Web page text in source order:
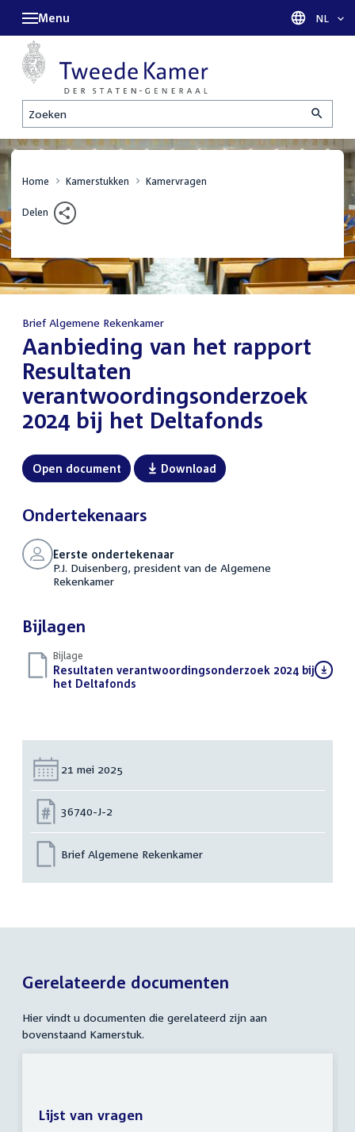
Zoeken
Menu Taal
NL
Home Kamerstukken Kamervragen
Delen
Brief Algemene Rekenkamer
Aanbieding van het rapport
Resultaten
verantwoordingsonderzoek
2024 bij het Deltafonds
Open document Download
Ondertekenaars
Eerste ondertekenaar
P.J. Duisenberg, president van de Algemene
Rekenkamer
Bijlagen
Bijlage
Download
bestand:
Resultaten verantwoordingsonderzoek 2024 bij
het Deltafonds
Datum:
21 mei 2025
Nummer:
36740-J-2
Brief Algemene Rekenkamer
Gerelateerde documenten
Hier vindt u documenten die gerelateerd zijn aan
bovenstaand Kamerstuk.
Lijst van vragen